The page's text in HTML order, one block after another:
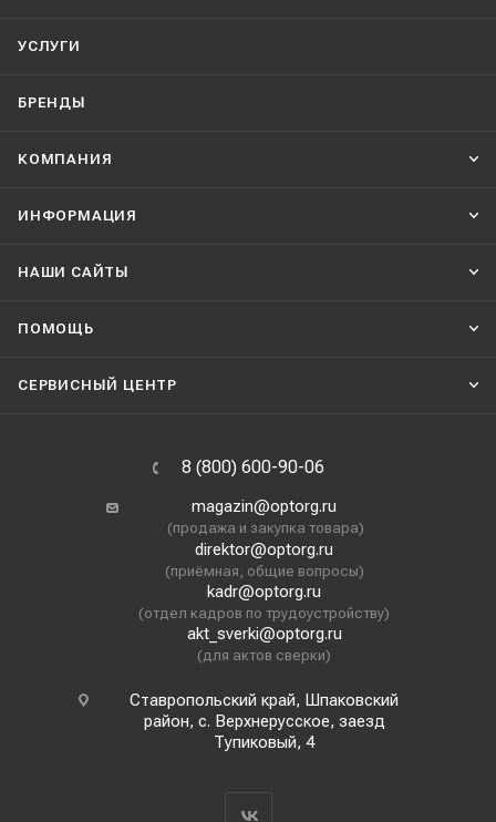
УСЛУГИ
БРЕНДЫ
КОМПАНИЯ
ИНФОРМАЦИЯ
НАШИ CАЙТЫ
ПОМОЩЬ
СЕРВИСНЫЙ ЦЕНТР
8 (800) 600-90-06
magazin@optorg.ru
(продажа и закупка товара)
direktor@optorg.ru
(приёмная, общие вопросы)
kadr@optorg.ru
(отдел кадров по трудоустройству)
akt_sverki@optorg.ru
(для актов сверки)
Ставропольский край, Шпаковский
район, с. Верхнерусское, заезд
Тупиковый, 4